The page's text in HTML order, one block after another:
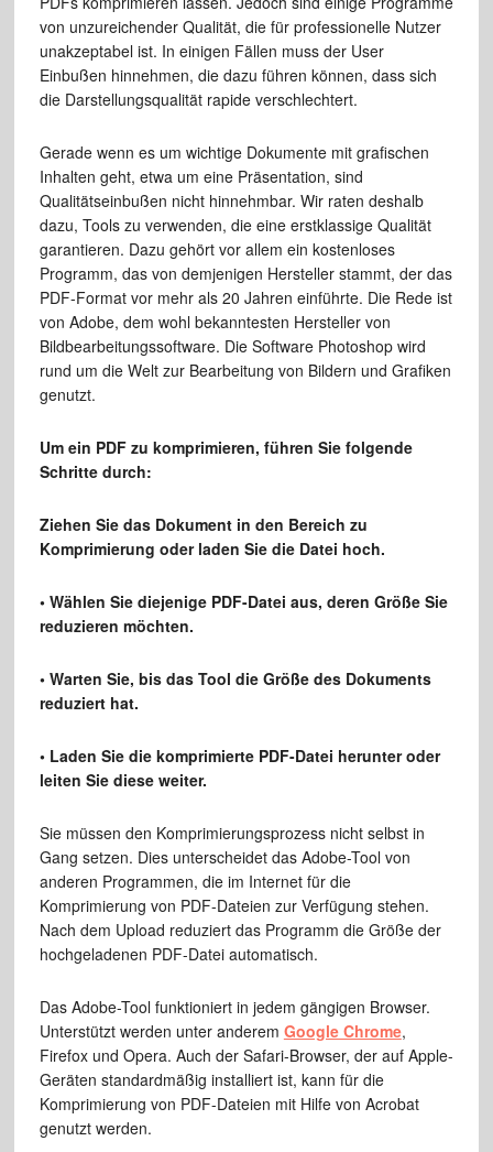
von unzureichender Qualität, die für professionelle Nutzer
unakzeptabel ist. In einigen Fällen muss der User
Einbußen hinnehmen, die dazu führen können, dass sich
die Darstellungsqualität rapide verschlechtert.
Gerade wenn es um wichtige Dokumente mit grafischen
Inhalten geht, etwa um eine Präsentation, sind
Qualitätseinbußen nicht hinnehmbar. Wir raten deshalb
dazu, Tools zu verwenden, die eine erstklassige Qualität
garantieren. Dazu gehört vor allem ein kostenloses
Programm, das von demjenigen Hersteller stammt, der das
PDF-Format vor mehr als 20 Jahren einführte. Die Rede ist
von Adobe, dem wohl bekanntesten Hersteller von
Bildbearbeitungssoftware. Die Software Photoshop wird
rund um die Welt zur Bearbeitung von Bildern und Grafiken
genutzt.
Um ein PDF zu komprimieren, führen Sie folgende
Schritte durch:
Ziehen Sie das Dokument in den Bereich zu
Komprimierung oder laden Sie die Datei hoch.
• Wählen Sie diejenige PDF-Datei aus, deren Größe Sie
reduzieren möchten.
• Warten Sie, bis das Tool die Größe des Dokuments
reduziert hat.
• Laden Sie die komprimierte PDF-Datei herunter oder
leiten Sie diese weiter.
Sie müssen den Komprimierungsprozess nicht selbst in
Gang setzen. Dies unterscheidet das Adobe-Tool von
anderen Programmen, die im Internet für die
Komprimierung von PDF-Dateien zur Verfügung stehen.
Nach dem Upload reduziert das Programm die Größe der
hochgeladenen PDF-Datei automatisch.
Das Adobe-Tool funktioniert in jedem gängigen Browser.
Unterstützt werden unter anderem Google Chrome,
Firefox und Opera. Auch der Safari-Browser, der auf Apple-
Geräten standardmäßig installiert ist, kann für die
Komprimierung von PDF-Dateien mit Hilfe von Acrobat
genutzt werden.